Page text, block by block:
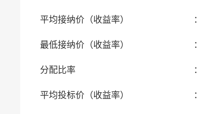
平均接纳价（收益率） ：
最低接纳价（收益率） ：
分配比率 ：
平均投标价（收益率） ：